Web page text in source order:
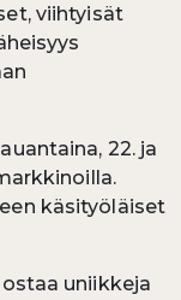
viihtyisät
22. ja
käsityöläiset
uniikkeja